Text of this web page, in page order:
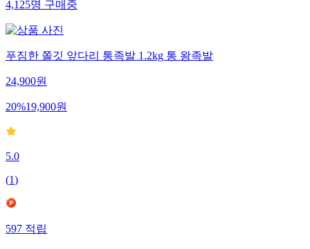
4,125명구매중
푸짐한 쫄깃 앞다리 통족발 1.2kg 통 왕족발
24,900원
20%19,900원
5.0
(1)
597적립